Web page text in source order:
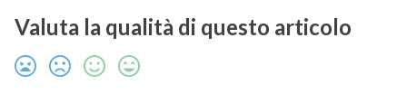
Valuta la qualità di questo articolo